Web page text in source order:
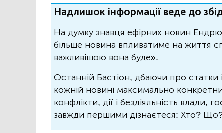
Надлишок інформації веде до
На думку знавця ефірних новин
більше новина впливатиме на життя
важливішою вона буде».
Останній Бастіон, дбаючи про статки
кожній новині максимально
конфлікти, дії і бездіяльність влади,
завжди першими дізнаєтеся: Хто?